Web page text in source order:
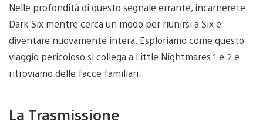
Nelle profondità di questo segnale errante, incarnerete
Dark Six mentre cerca un modo per riunirsi a Six e
diventare nuovamente intera. Esploriamo come questo
viaggio pericoloso si collega a Little Nightmares 1 e 2 e
ritroviamo delle facce familiari.
La Trasmissione